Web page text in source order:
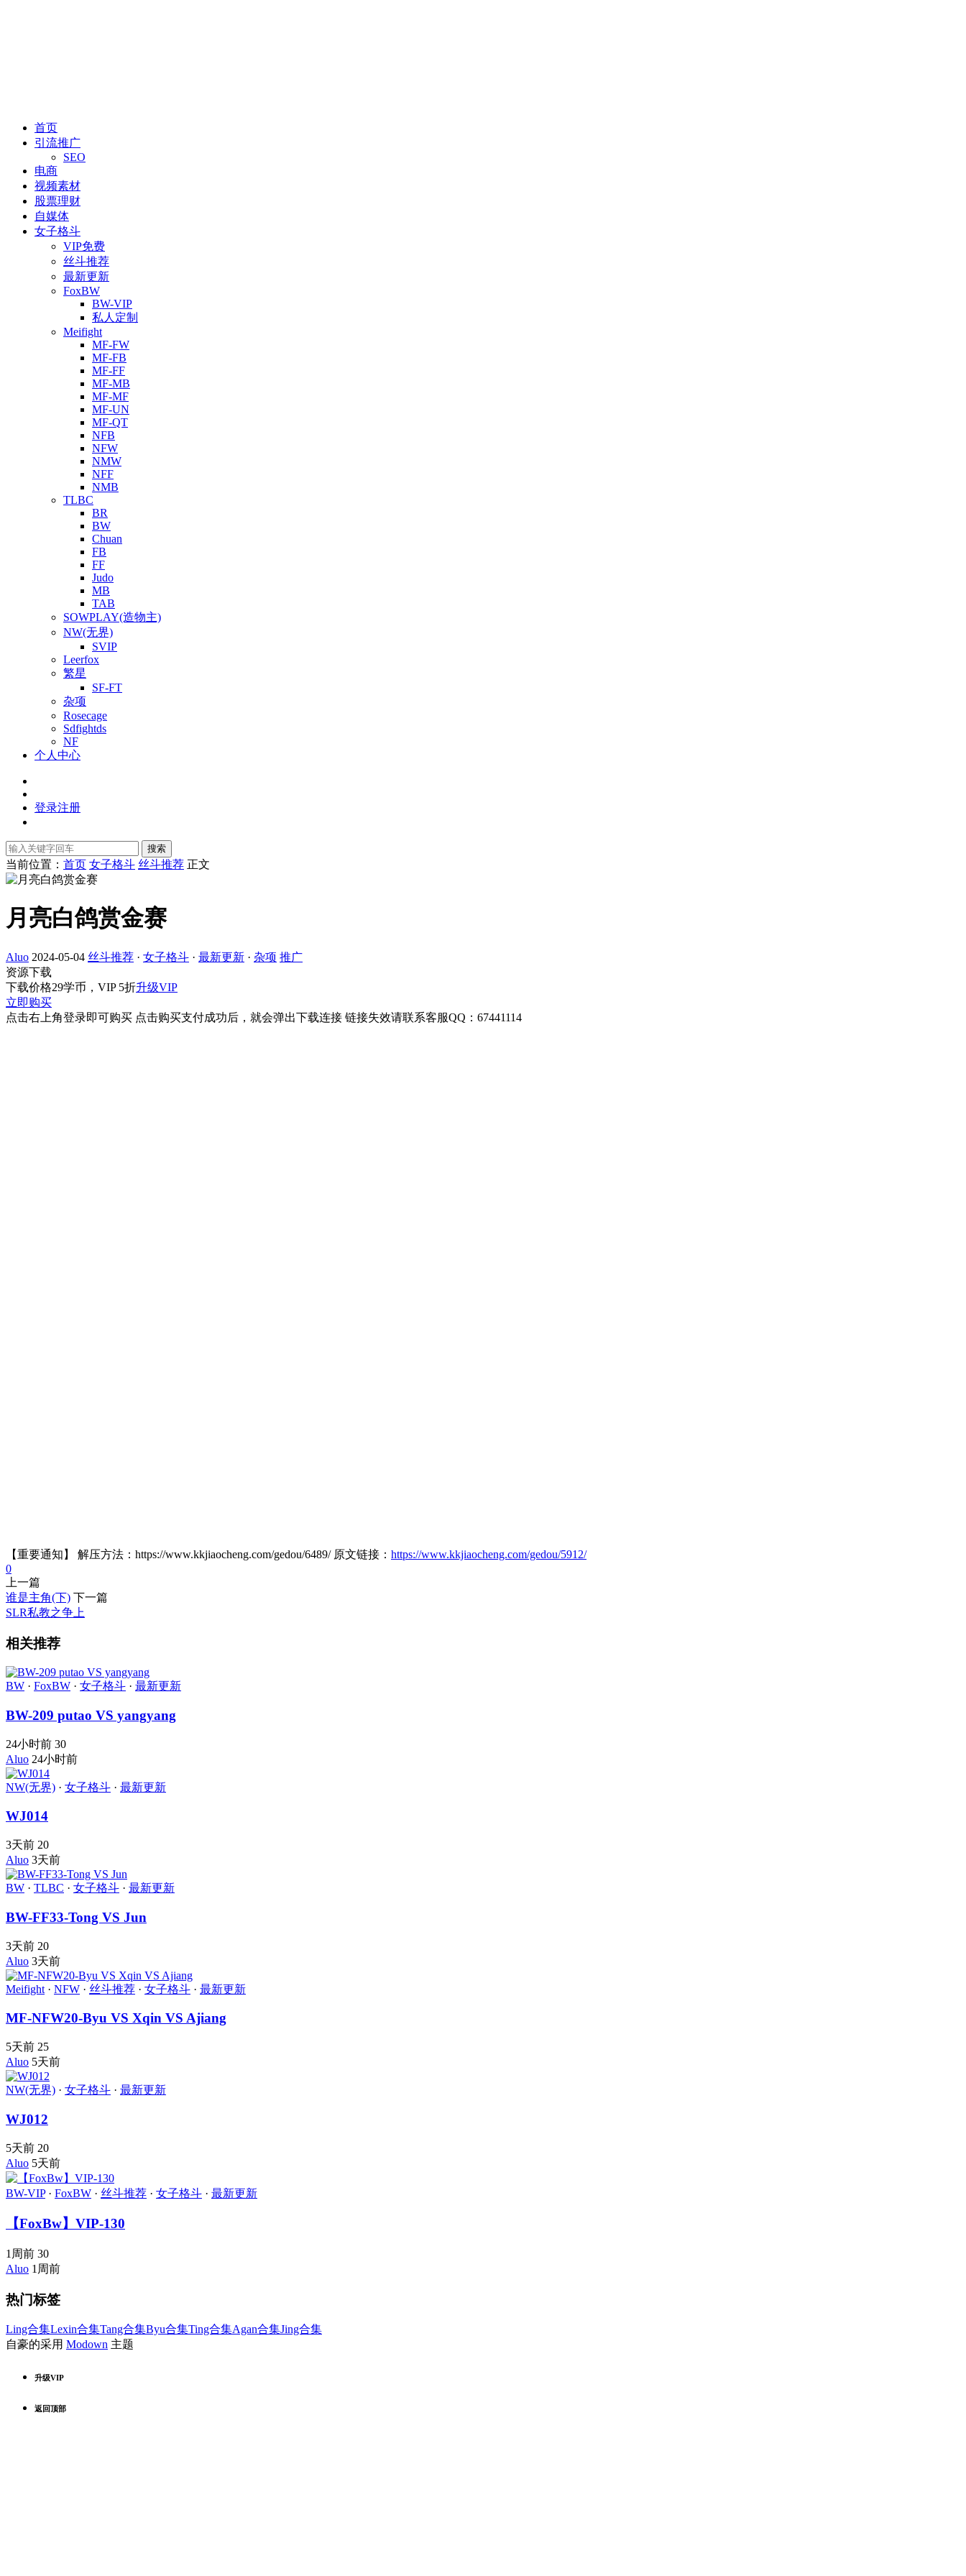
首页
引流推广
SEO
电商
视频素材
股票理财
自媒体
女子格斗
VIP免费
丝斗推荐
最新更新
FoxBW
BW-VIP
私人定制
Meifight
MF-FW
MF-FB
MF-FF
MF-MB
MF-MF
MF-UN
MF-QT
NFB
NFW
NMW
NFF
NMB
TLBC
BR
BW
Chuan
FB
FF
Judo
MB
TAB
SOWPLAY(造物主)
NW(无界)
SVIP
Leerfox
繁星
SF-FT
杂项
Rosecage
Sdfightds
NF
个人中心
登录注册
搜索
当前位置： 首页 女子格斗 丝斗推荐 正文
月亮白鸽赏金赛
Aluo 2024-05-04 丝斗推荐 · 女子格斗 · 最新更新 · 杂项 推广
资源下载
下载价格29学币，VIP 5折升级VIP
立即购买
点击右上角登录即可购买 点击购买支付成功后，就会弹出下载连接 链接失效请联系客服QQ：67441114
【重要通知】 解压方法：https://www.kkjiaocheng.com/gedou/6489/ 原文链接： https://www.kkjiaocheng.com/gedou/5912/
0
上一篇
谁是主角(下) 下一篇
SLR私教之争上
相关推荐
BW · FoxBW · 女子格斗 · 最新更新
BW-209 putao VS yangyang
24小时前 30
Aluo 24小时前
NW(无界) · 女子格斗 · 最新更新
WJ014
3天前 20
Aluo 3天前
BW · TLBC · 女子格斗 · 最新更新
BW-FF33-Tong VS Jun
3天前 20
Aluo 3天前
Meifight · NFW · 丝斗推荐 · 女子格斗 · 最新更新
MF-NFW20-Byu VS Xqin VS Ajiang
5天前 25
Aluo 5天前
NW(无界) · 女子格斗 · 最新更新
WJ012
5天前 20
Aluo 5天前
BW-VIP· FoxBW · 丝斗推荐 · 女子格斗 · 最新更新
【FoxBw】VIP-130
1周前 30
Aluo 1周前
热门标签
Ling合集Lexin合集Tang合集Byu合集Ting合集Agan合集Jing合集
自豪的采用 Modown 主题
升级VIP
返回顶部